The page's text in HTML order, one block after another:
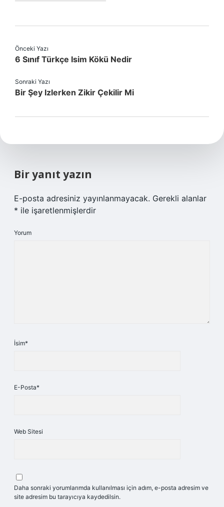
Önceki Yazı
6 Sınıf Türkçe Isim Kökü Nedir
Sonraki Yazı
Bir Şey Izlerken Zikir Çekilir Mi
Bir yanıt yazın
E-posta adresiniz yayınlanmayacak. Gerekli alanlar
* ile işaretlenmişlerdir
Yorum
İsim*
E-Posta*
Web Sitesi
Daha sonraki yorumlarımda kullanılması için adım, e-posta adresim ve
site adresim bu tarayıcıya kaydedilsin.